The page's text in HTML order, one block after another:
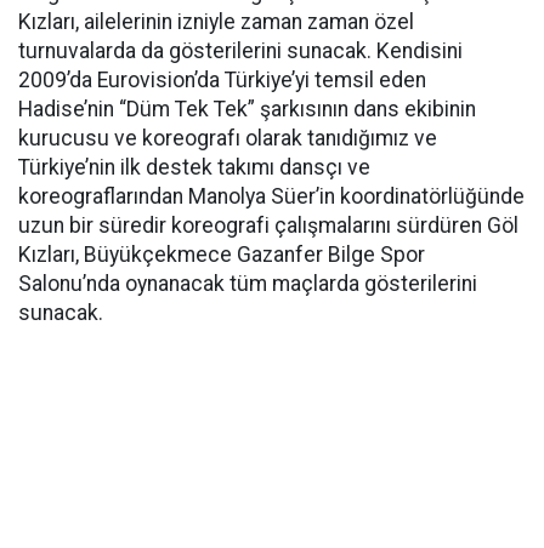
Kızları, ailelerinin izniyle zaman zaman özel
turnuvalarda da gösterilerini sunacak. Kendisini
2009’da Eurovision’da Türkiye’yi temsil eden
Hadise’nin “Düm Tek Tek” şarkısının dans ekibinin
kurucusu ve koreografı olarak tanıdığımız ve
Türkiye’nin ilk destek takımı dansçı ve
koreograflarından Manolya Süer’in koordinatörlüğünde
uzun bir süredir koreografi çalışmalarını sürdüren Göl
Kızları, Büyükçekmece Gazanfer Bilge Spor
Salonu’nda oynanacak tüm maçlarda gösterilerini
sunacak.